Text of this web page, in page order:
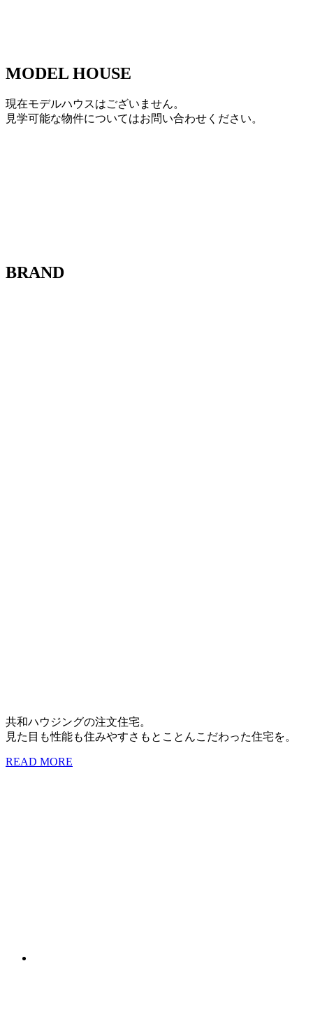
MODEL HOUSE
現在モデルハウスはございません。
見学可能な物件についてはお問い合わせください。
BRAND
共和ハウジングの注文住宅。
見た目も性能も住みやすさもとことんこだわった住宅を。
READ MORE